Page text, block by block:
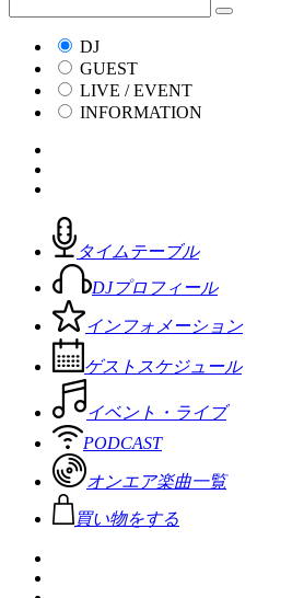
DJ
GUEST
LIVE / EVENT
INFORMATION
タイムテーブル
DJプロフィール
インフォメーション
ゲストスケジュール
イベント・ライブ
PODCAST
オンエア楽曲一覧
買い物をする